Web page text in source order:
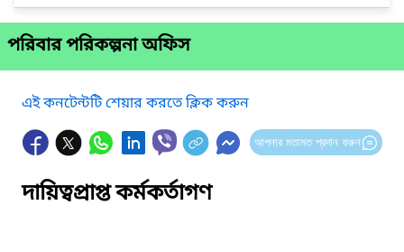
পরিবার পরিকল্পনা অফিস
এই কনটেন্টটি শেয়ার করতে ক্লিক করুন
আপনার মতামত প্রদান করুন
দায়িত্বপ্রাপ্ত কর্মকর্তাগণ